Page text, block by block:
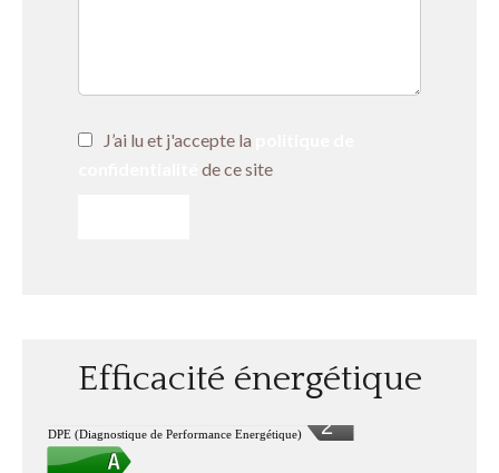
J’ai lu et j'accepte la
de ce site
Efficacité énergétique
2
DPE (Diagnostique de Performance Energétique)